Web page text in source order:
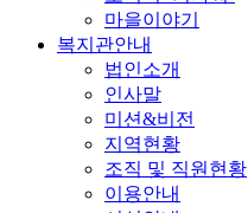
마을이야기
복지관안내
법인소개
인사말
미션&비전
지역현황
조직 및 직원현황
이용안내